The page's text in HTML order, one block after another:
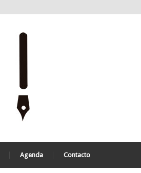
Agenda Contacto